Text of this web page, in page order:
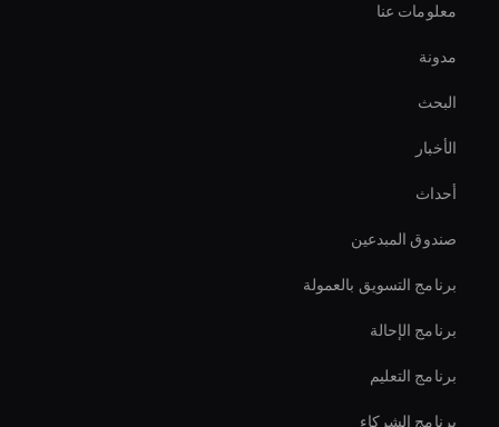
Ai Avatar In Retail
Enterprise Ai Avatar Solutions
Real-Time Face Swap Ai
Autonomous Ai Avatar
Agentic Ai Avatar
تعزيز مبيعات Ecomm على الفور
معلومات عنا
مدونة
البحث
الأخبار
أحداث
صندوق المبدعين
برنامج التسويق بالعمولة
برنامج الإحالة
برنامج التعليم
برنامج الشركاء